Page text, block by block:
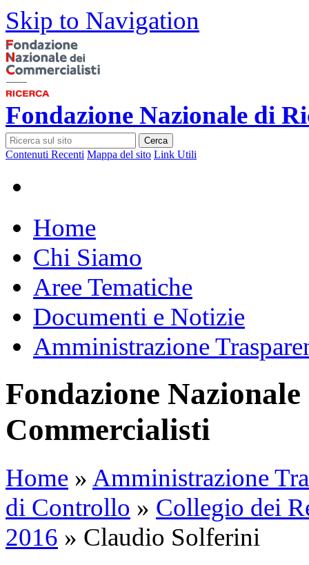
Skip to Navigation
Fondazione Nazionale di
Cerca
Contenuti Recenti Mappa del sito Link Utili
Home
Chi Siamo
Aree Tematiche
Documenti e Notizie
Amministrazione
Fondazione
Commercialisti
Home » Amministrazione
di Controllo » Collegio dei
2016 » Claudio Solferini